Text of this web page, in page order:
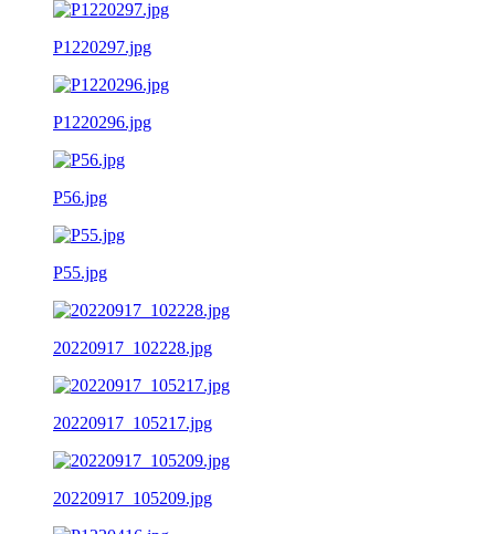
P1220297.jpg
P1220296.jpg
P56.jpg
P55.jpg
20220917_102228.jpg
20220917_105217.jpg
20220917_105209.jpg